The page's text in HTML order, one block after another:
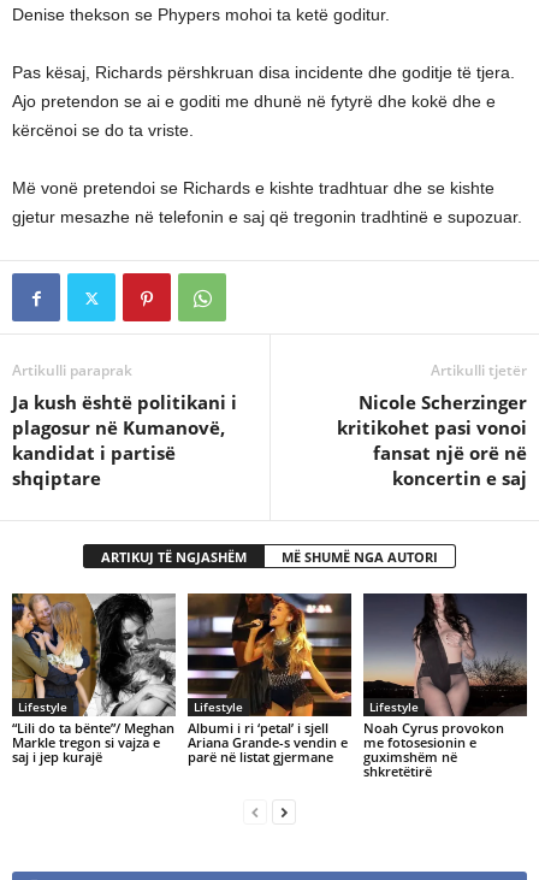
Denise thekson se Phypers mohoi ta ketë goditur.
Pas kësaj, Richards përshkruan disa incidente dhe goditje të tjera.
Ajo pretendon se ai e goditi me dhunë në fytyrë dhe kokë dhe e
kërcënoi se do ta vriste.
Më vonë pretendoi se Richards e kishte tradhtuar dhe se kishte
gjetur mesazhe në telefonin e saj që tregonin tradhtinë e supozuar.
Artikulli paraprak
Ja kush është politikani i
plagosur në Kumanovë,
kandidat i partisë
shqiptare
Artikulli tjetër
Nicole Scherzinger
kritikohet pasi vonoi
fansat një orë në
koncertin e saj
ARTIKUJ TË NGJASHËM MË SHUMË NGA AUTORI
Lifestyle
“Lili do ta bënte”/ Meghan
Markle tregon si vajza e
saj i jep kurajë
Lifestyle
Albumi i ri ‘petal’ i sjell
Ariana Grande-s vendin e
parë në listat gjermane
Lifestyle
Noah Cyrus provokon
me fotosesionin e
guximshëm në
shkretëtirë